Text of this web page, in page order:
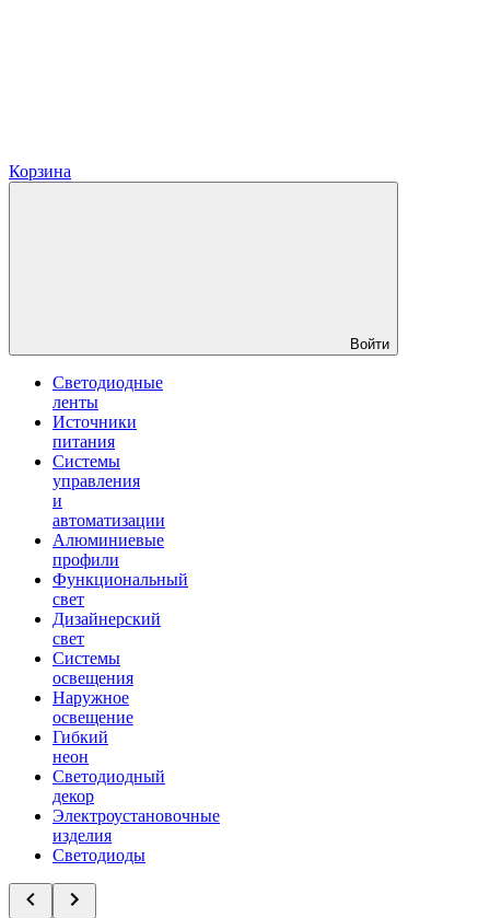
Корзина
Войти
Светодиодные
ленты
Источники
питания
Системы
управления
и
автоматизации
Алюминиевые
профили
Функциональный
свет
Дизайнерский
свет
Системы
освещения
Наружное
освещение
Гибкий
неон
Светодиодный
декор
Электроустановочные
изделия
Светодиоды